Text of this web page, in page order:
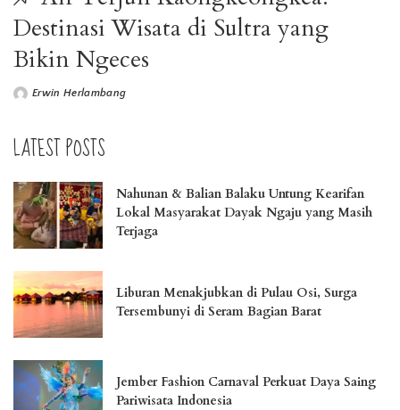
Destinasi Wisata di Sultra yang
Bikin Ngeces
Erwin Herlambang
LATEST POSTS
Nahunan & Balian Balaku Untung Kearifan
Lokal Masyarakat Dayak Ngaju yang Masih
Terjaga
Liburan Menakjubkan di Pulau Osi, Surga
Tersembunyi di Seram Bagian Barat
Jember Fashion Carnaval Perkuat Daya Saing
Pariwisata Indonesia